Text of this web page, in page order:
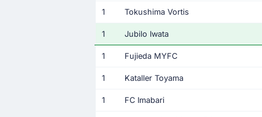
1 Tokushima Vortis
1 Jubilo Iwata
1 Fujieda MYFC
1 Kataller Toyama
1 FC Imabari